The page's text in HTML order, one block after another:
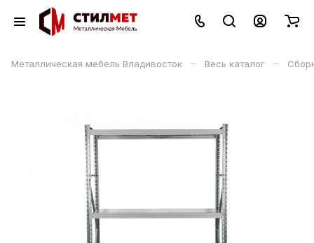
Металлическая мебель Владивосток – Весь каталог –